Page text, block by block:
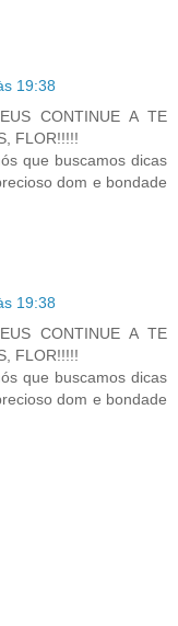
19:38
CONTINUE A TE
FLOR!!!!!
que buscamos dicas
dom e bondade
19:38
CONTINUE A TE
FLOR!!!!!
que buscamos dicas
dom e bondade